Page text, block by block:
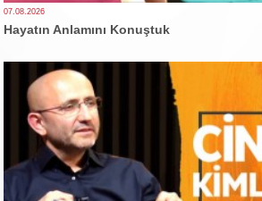
07.08.2026
Hayatın Anlamını Konuştuk